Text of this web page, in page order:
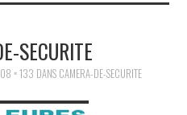
SECURITE
× 133 DANS CAMERA-DE-SECURITE